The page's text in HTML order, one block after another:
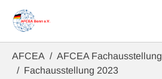
AFCEA
AFCEA Fachausstellung
Fachausstellung 2023